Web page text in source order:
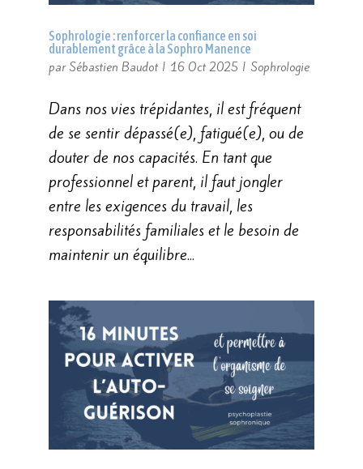
Sophrologie : renforcer la confiance en soi
durablement grâce à la Sophro Manence
par Sébastien Baudot| 16 Oct 2025 | Sophrologie
Dans nos vies trépidantes, il est fréquent
de se sentir dépassé(e), fatigué(e), ou de
douter de nos capacités. En tant que
professionnel et parent, il faut jongler
entre les exigences du travail, les
responsabilités familiales et le besoin de
maintenir un équilibre...